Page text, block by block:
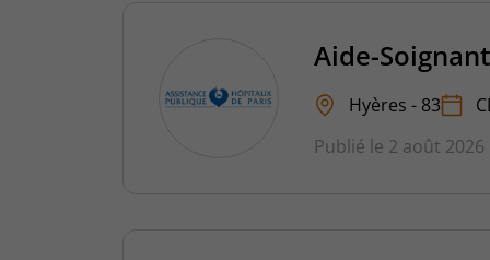
Aide-
Hyères - 83
Publié le 2 août 2026